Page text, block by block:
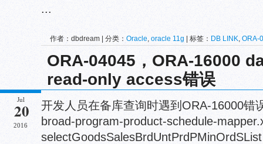
...
作者：dbdream | 分类： Oracle, oracle 11g | 标签： DB LINK, ORA-
ORA-04045，ORA-16000
read-only access错误
Jul
20
2016
开发人员在备库查询时遇到ORA-16000错
broad-program-product-schedule-